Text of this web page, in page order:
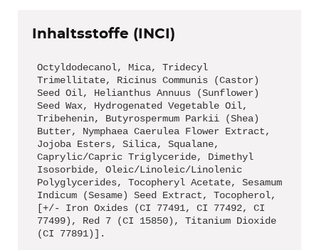
Inhaltsstoffe (INCI)
Octyldodecanol, Mica, Tridecyl
Trimellitate, Ricinus Communis (Castor)
Seed Oil, Helianthus Annuus (Sunflower)
Seed Wax, Hydrogenated Vegetable Oil,
Tribehenin, Butyrospermum Parkii (Shea)
Butter, Nymphaea Caerulea Flower Extract,
Jojoba Esters, Silica, Squalane,
Caprylic/Capric Triglyceride, Dimethyl
Isosorbide, Oleic/Linoleic/Linolenic
Polyglycerides, Tocopheryl Acetate, Sesamum
Indicum (Sesame) Seed Extract, Tocopherol,
[+/- Iron Oxides (CI 77491, CI 77492, CI
77499), Red 7 (CI 15850), Titanium Dioxide
(CI 77891)].